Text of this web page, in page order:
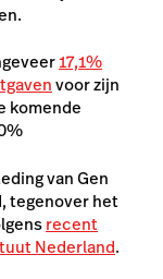
17,1%
voor zijn
komende
van Gen
tegenover het
recent
Nederland.